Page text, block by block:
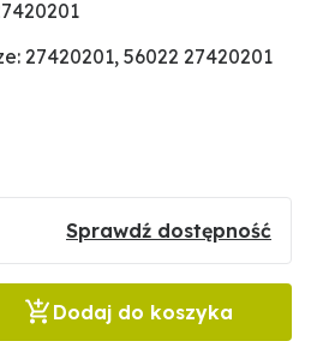
27420201, 56022 27420201
Sprawdź dostępność
Dodaj do koszyka